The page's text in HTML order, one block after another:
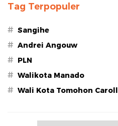
Tag Terpopuler
# Sangihe
# Andrei Angouw
# PLN
# Walikota Manado
# Wali Kota Tomohon